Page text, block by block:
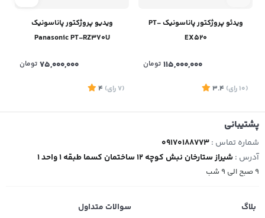
ویدئو پروژکتور پاناسونیک PT-
EX520
115,000,000 تومان
(10 رای)
3.4
ویدیو پروژکتور پاناسونیک
Panasonic PT-RZ370U
75,000,000 تومان
(7 رای)
4
پشتیبانی
شماره تماس :09170188773
آدرس :شیراز ستارخان نبش کوچه 12 ساختمان کسما طبقه 1 واحد 1
9 صبح الی 9 شب
بلاگ
سوالات متداول